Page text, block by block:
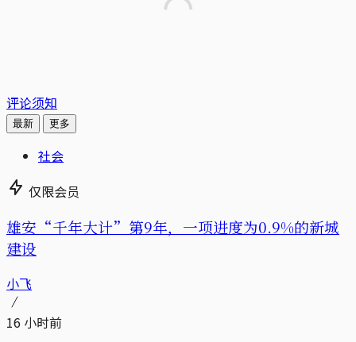
评论须知
最新 更多
社会
仅限会员
雄安“千年大计”第9年，一项进度为0.9%的新城
建设
小飞
16 小时前